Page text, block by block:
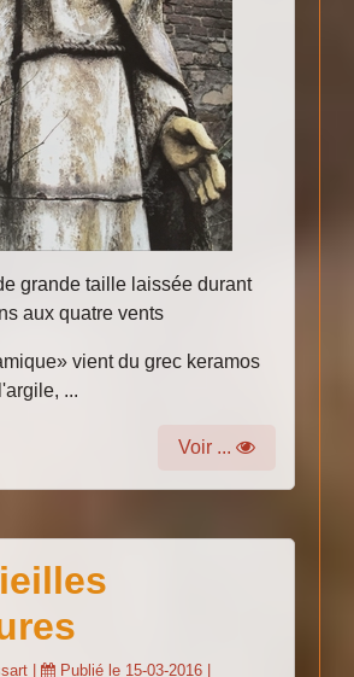
grande taille laissée durant
aux quatre vents
vient du grec keramos
...
Voir ...
| Publié le 15-03-2016